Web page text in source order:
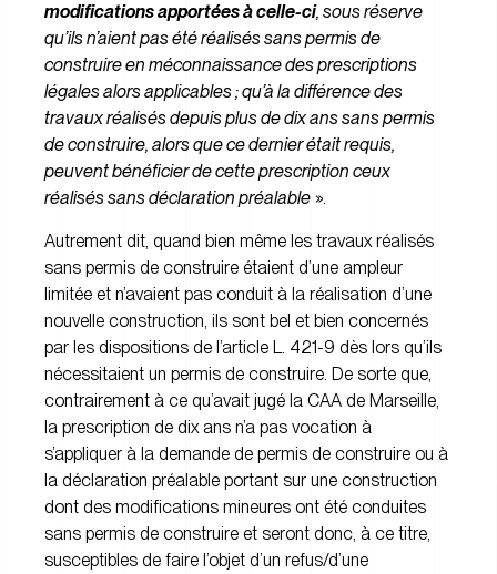
modifications apportées à celle-ci, sous réserve
qu’ils n’aient pas été réalisés sans permis de
construire en méconnaissance des prescriptions
légales alors applicables ; qu’à la différence des
travaux réalisés depuis plus de dix ans sans permis
de construire, alors que ce dernier était requis,
peuvent bénéficier de cette prescription ceux
réalisés sans déclaration préalable ».
Autrement dit, quand bien même les travaux réalisés
sans permis de construire étaient d’une ampleur
limitée et n’avaient pas conduit à la réalisation d’une
nouvelle construction, ils sont bel et bien concernés
par les dispositions de l’article L. 421-9 dès lors qu’ils
nécessitaient un permis de construire. De sorte que,
contrairement à ce qu’avait jugé la CAA de Marseille,
la prescription de dix ans n’a pas vocation à
s’appliquer à la demande de permis de construire ou à
la déclaration préalable portant sur une construction
dont des modifications mineures ont été conduites
sans permis de construire et seront donc, à ce titre,
susceptibles de faire l’objet d’un refus/d’une